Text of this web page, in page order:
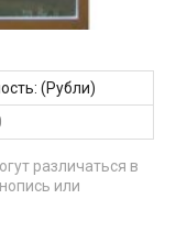
(Рубли)
различаться в
или